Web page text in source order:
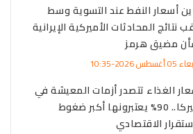
أسعار النفط عند التسوية وسط
نتائج المحادثات الأميركية الإيرانية
مضيق هرمز
2026-10:35
الغذاء تتصدر أزمات المعيشة في
أميركا.. 90% يعتبرونها أكبر ضغوط
الاقتصادي